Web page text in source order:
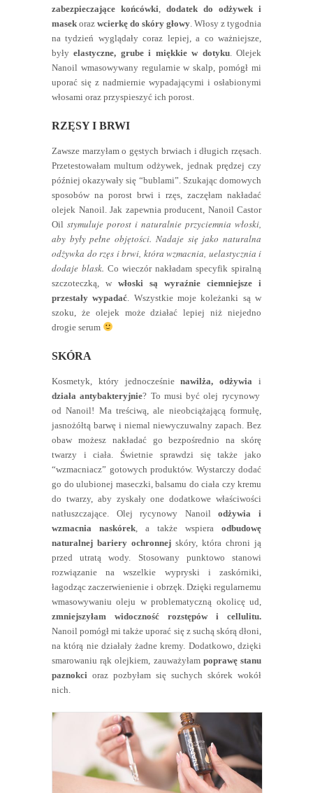
zabezpieczające końcówki
dodatek do odżywek i
masek oraz wcierkę do skóry głowy . Włosy z tygodnia
na tydzień wyglądały coraz lepiej, a co ważniejsze,
byłyelastyczne, grube i miękkie w dotyku. Olejek
Nanoil wmasowywany regularnie w skalp, pomógł mi
uporać się z nadmiernie wypadającymi i osłabionymi
włosami oraz przyspieszyć ich porost.
RZĘSY I BRWI
Zawsze marzyłam o gęstych brwiach i długich rzęsach.
Przetestowałam multum odżywek, jednak prędzej czy
później okazywały się “bublami”. Szukając domowych
sposobów na porost brwi i rzęs, zaczęłam nakładać
olejek Nanoil. Jak zapewnia producent, Nanoil Castor
Oil stymuluje porost i naturalnie przyciemnia włoski,
aby były pełne objętości. Nadaje się jako naturalna
odżywka do rzęs i brwi, która wzmacnia, uelastycznia i
dodaje blask. Co wieczór nakładam specyfik spiralną
szczoteczką, w włoski są wyraźnie ciemniejsze i
przestały wypadać . Wszystkie moje koleżanki są w
szoku, że olejek może działać lepiej niż niejedno
drogie serum
SKÓRA
Kosmetyk, który jednocześnienawilża, odżywiai
działa antybakteryjnie? To musi być olej rycynowy
od Nanoil! Ma treściwą, ale nieobciążającą formułę,
jasnożółtą barwę i niemal niewyczuwalny zapach. Bez
obaw możesz nakładać go bezpośrednio na skórę
twarzy i ciała. Świetnie sprawdzi się także jako
“wzmacniacz” gotowych produktów. Wystarczy dodać
go do ulubionej maseczki, balsamu do ciała czy kremu
do twarzy, aby zyskały one dodatkowe właściwości
natłuszczające. Olej rycynowy Nanoilodżywia i
wzmacnia naskórek , a także wspiera odbudowę
naturalnej bariery ochronnej skóry, która chroni ją
przed utratą wody. Stosowany punktowo stanowi
rozwiązanie na wszelkie wypryski i zaskórniki,
łagodząc zaczerwienienie i obrzęk. Dzięki regularnemu
wmasowywaniu oleju w problematyczną okolicę ud,
zmniejszyłam widoczność rozstępów i cellulitu.
Nanoil pomógł mi także uporać się z suchą skórą dłoni,
na którą nie działały żadne kremy. Dodatkowo, dzięki
smarowaniu rąk olejkiem, zauważyłam poprawę stanu
paznokci oraz pozbyłam się suchych skórek wokół
nich.